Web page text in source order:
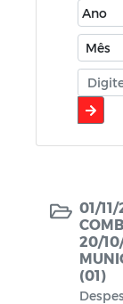
01/11/
20/
(01)